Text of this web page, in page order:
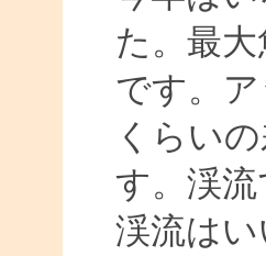
た。最
です。
くらい
す。渓
渓流は